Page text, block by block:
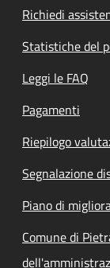
Richiedi
Statistiche del
Leggi le FAQ
Pagamenti
Riepilogo
Segnalazione
Piano di
Comune di